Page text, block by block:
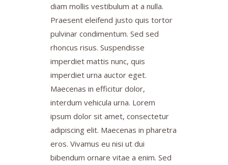
diam mollis vestibulum at a nulla.
Praesent eleifend justo quis tortor
pulvinar condimentum. Sed sed
rhoncus risus. Suspendisse
imperdiet mattis nunc, quis
imperdiet urna auctor eget.
Maecenas in efficitur dolor,
interdum vehicula urna. Lorem
ipsum dolor sit amet, consectetur
adipiscing elit. Maecenas in pharetra
eros. Vivamus eu nisi ut dui
bibendum ornare vitae a enim. Sed